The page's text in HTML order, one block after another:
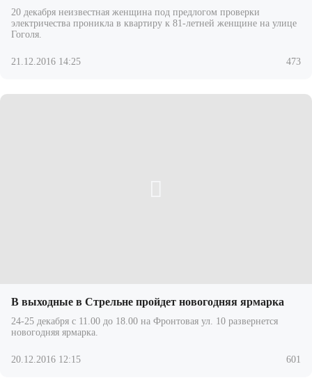
20 декабря неизвестная женщина под предлогом проверки
электричества проникла в квартиру к 81-летней женщине на улице
Гоголя.
21.12.2016 14:25 473
В выходные в Стрельне пройдет новогодняя ярмарка
24-25 декабря с 11.00 до 18.00 на Фронтовая ул. 10 развернется
новогодняя ярмарка.
20.12.2016 12:15 601